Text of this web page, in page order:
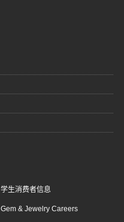
学生消费者信息
Gem & Jewelry Careers